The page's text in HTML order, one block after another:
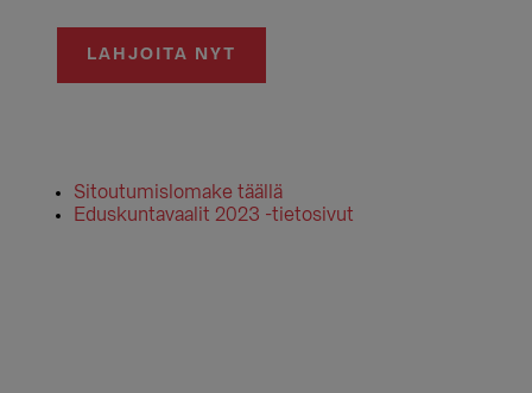
LAHJOITA NYT
Sitoutumislomake täällä
Eduskuntavaalit 2023 -tietosivut